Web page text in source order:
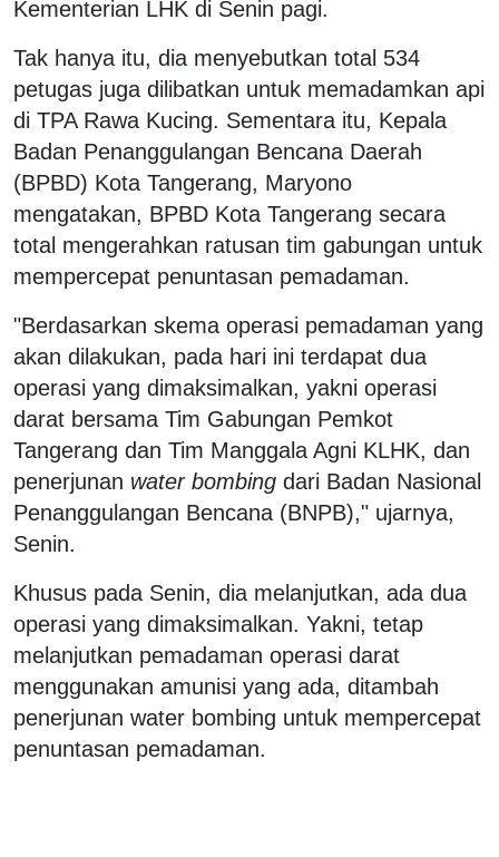
Kementerian LHK di Senin pagi.
Tak hanya itu, dia menyebutkan total 534
petugas juga dilibatkan untuk memadamkan api
di TPA Rawa Kucing. Sementara itu, Kepala
Badan Penanggulangan Bencana Daerah
(BPBD) Kota Tangerang, Maryono
mengatakan, BPBD Kota Tangerang secara
total mengerahkan ratusan tim gabungan untuk
mempercepat penuntasan pemadaman.
"Berdasarkan skema operasi pemadaman yang
akan dilakukan, pada hari ini terdapat dua
operasi yang dimaksimalkan, yakni operasi
darat bersama Tim Gabungan Pemkot
Tangerang dan Tim Manggala Agni KLHK, dan
penerjunan water bombing dari Badan Nasional
Penanggulangan Bencana (BNPB)," ujarnya,
Senin.
Khusus pada Senin, dia melanjutkan, ada dua
operasi yang dimaksimalkan. Yakni, tetap
melanjutkan pemadaman operasi darat
menggunakan amunisi yang ada, ditambah
penerjunan water bombing untuk mempercepat
penuntasan pemadaman.